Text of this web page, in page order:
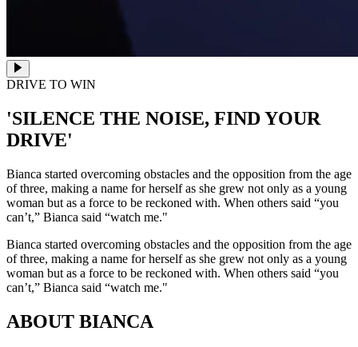
DRIVE TO WIN
'SILENCE THE NOISE, FIND YOUR
DRIVE'
Bianca started overcoming obstacles and the opposition from the age
of three, making a name for herself as she grew not only as a young
woman but as a force to be reckoned with. When others said “you
can’t,” Bianca said “watch me."
Bianca started overcoming obstacles and the opposition from the age
of three, making a name for herself as she grew not only as a young
woman but as a force to be reckoned with. When others said “you
can’t,” Bianca said “watch me."
ABOUT BIANCA